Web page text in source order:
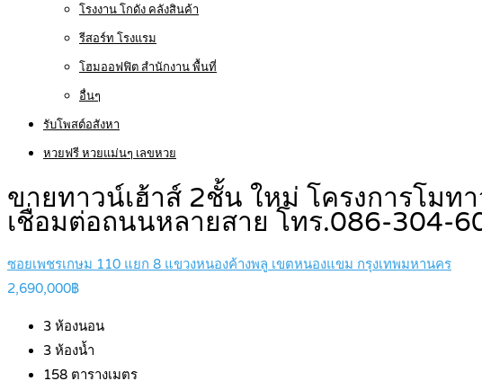
โรงงาน โกดัง คลังสินค้า
รีสอร์ท โรงแรม
โฮมออฟฟิต สำนักงาน พื้นที่
อื่นๆ
รับโพสต์อสังหา
หวยฟรี หวยแม่นๆ เลขหวย
ขายทาวน์เฮ้าส์ 2ชั้น ใหม่ โครงการโมท
เชื่อมต่อถนนหลายสาย โทร.086-304-
ซอยเพชรเกษม 110 แยก 8 แขวงหนองค้างพลู เขตหนองแขม กรุงเทพมหานคร
2,690,000฿
3 ห้องนอน
3 ห้องน้ำ
158 ตารางเมตร